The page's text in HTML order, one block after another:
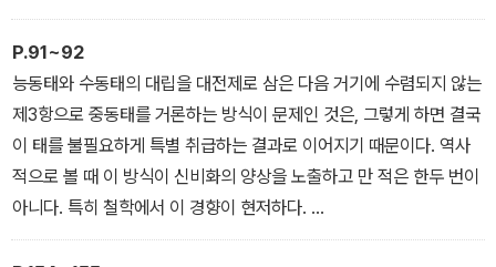
가리킨다. 예컨대 ‘뭔가가 나에 의해 이루어진다(something is don
e by me)’라고 할 때, 그 ‘뭔가’는 나로부터 작용을 받는다. 그렇다고
한다면 능동 형식으로는 설명될 수 없는 사태나 행위는, 능동과 정확
히 짝을 이루는 수동 형식에 의해 설명하면 된다고 결론지을 수 있을
까?
…
선택의 여지가 없었다고 판단된 것이다.
책임을 지기 위해서는 자신의 의지로 자유로운 선택이 가능해야만 한
다. 밤늦도록 자지 않은 것도 다음 날 등교에 대비해 일찍 잠자리에 드
는 것도 모두 자신의 의지로 자유로이 선택할 수 있었음에도 불구하
고 밤에 잠을 자지 않은 탓에 다음 날 교실에서 졸았다면, 그 사람은
그 졸음의 책임을 지지 않을 수 없게 되며 질책의 대상이 된다. 하지만
매일 저녁 아르바이트를 하던 그는 자신의 의지로 자유로이 선택하는
만다.
그러나 이 또한 벤베니스트가 지적한 바이지만, 사실은 많은 언어들
이 능동태와 수동태라는 구별을 알지 못한다. 이 두 가지 구별은 모든
언어에 서 발견되는 보편적인 것이 아닌 셈이다.
이 구별을 근저에 두고 있는 듯 보이는 인도-유럽어족에 속하는 언어
들의 경우에도 이 구별은 조금도 본질적이지 않다. 단지 역사적 발전
과정에서 상당히 후대가 되어서야 출현한 새로운 문법 규칙임이 이미
밝혀져 있다.
P.91~92
능동태와 수동태의 대립을 대전제로 삼은 다음 거기에 수렴되지 않는
제3항으로 중동태를 거론하는 방식이 문제인 것은, 그렇게 하면 결국
이 태를 불필요하게 특별 취급하는 결과로 이어지기 때문이다. 역사
적으로 볼 때 이 방식이 신비화의 양상을 노출하고 만 적은 한두 번이
아니다. 특히 철학에서 이 경향이 현저하다.
최근 100년 동안 철학에서는, 서양 근대 철학에 고유한 ‘주체-객체’